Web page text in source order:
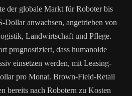
der globale Markt für Roboter bis
anwachsen, angetrieben von
Landwirtschaft und Pflege.
prognostiziert, dass humanoide
einsetzen werden, mit Leasing-
pro Monat. Brown-Field-Retail
bereits nach Robotern zu Kosten